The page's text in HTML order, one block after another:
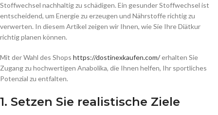
Stoffwechsel nachhaltig zu schädigen. Ein gesunder Stoffwechsel ist
entscheidend, um Energie zu erzeugen und Nährstoffe richtig zu
verwerten. In diesem Artikel zeigen wir Ihnen, wie Sie Ihre Diätkur
richtig planen können.
Mit der Wahl des Shops https://dostinexkaufen.com/erhalten Sie
Zugang zu hochwertigen Anabolika, die Ihnen helfen, Ihr sportliches
Potenzial zu entfalten.
1. Setzen Sie realistische Ziele